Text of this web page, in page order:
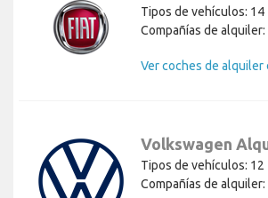
Tipos de vehículos: 14
Compañías de alquiler:
Ver coches de alquiler
Volkswagen
Tipos de vehículos: 12
Compañías de alquiler: